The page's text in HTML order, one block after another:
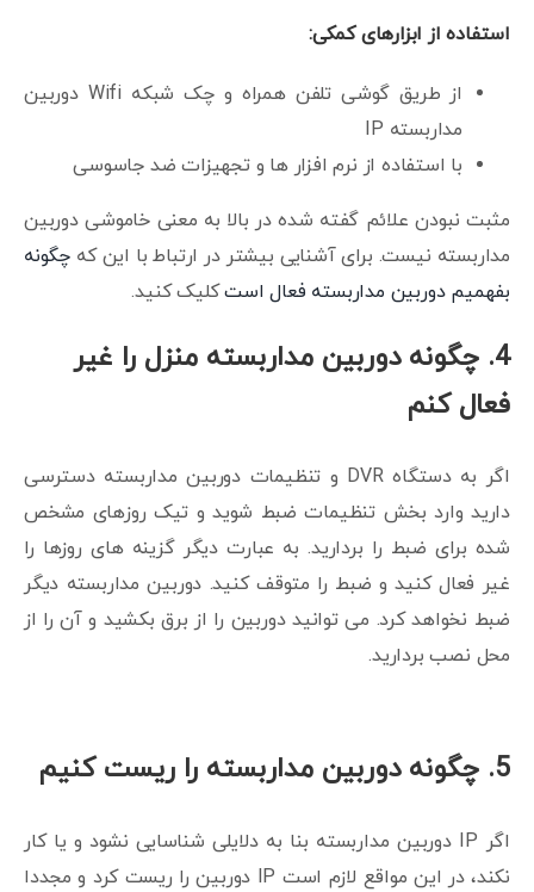
استفاده از ابزارهای کمکی:
از طریق گوشی تلفن همراه و چک شبکه Wifi دوربین
مداربسته IP
با استفاده از نرم افزار ها و تجهیزات ضد جاسوسی
مثبت نبودن علائم گفته شده در بالا به معنی خاموشی دوربین
مداربسته نیست. برای آشنایی بیشتر در ارتباط با این کهچگونه
بفهمیم دوربین مداربسته فعال استکلیک کنید.
4. چگونه دوربین مداربسته منزل را غیر
فعال کنم
اگر به دستگاه DVR و تنظیمات دوربین مداربسته دسترسی
دارید وارد بخش تنظیمات ضبط شوید و تیک روزهای مشخص
شده برای ضبط را بردارید. به عبارت دیگر گزینه های روزها را
غیر فعال کنید و ضبط را متوقف کنید. دوربین مداربسته دیگر
ضبط نخواهد کرد. می توانید دوربین را از برق بکشید و آن را از
محل نصب بردارید.
5. چگونه دوربین مداربسته را ریست کنیم
اگر IP دوربین مداربسته بنا به دلایلی شناسایی نشود و یا کار
نکند، در این مواقع لازم است IP دوربین را ریست کرد و مجددا